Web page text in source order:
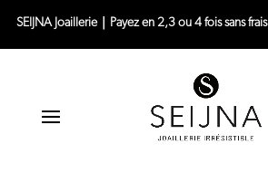
SEIJNA Joaillerie｜Payez en 2,3 ou 4 fois sans frais
JOAILLERIE | BRACELETS |